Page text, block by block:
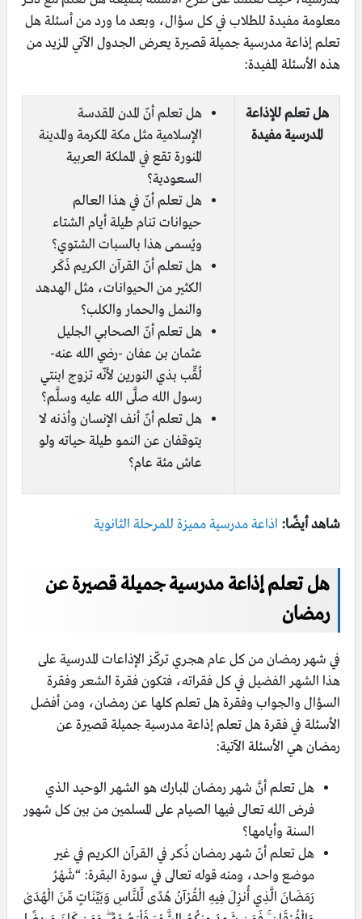
معلومة مفيدة للطلاب في كل سؤال، وبعد ما ورد من أسئلة هل
تعلم إذاعة مدرسية جميلة قصيرة يعرض الجدول الآتي المزيد من
هذه الأسئلة المفيدة:
هل تعلم للإذاعة
المدرسية مفيدة
هل تعلم أنّ المدن المقدسة
الإسلامية مثل مكة المكرمة والمدينة
المنورة تقع في المملكة العربية
السعودية؟
هل تعلم أنّ في هذا العالم
حيوانات تنام طيلة أيام الشتاء
ويُسمى هذا بالسبات الشتوي؟
هل تعلم أنّ القرآن الكريم ذَكَر
الكثير من الحيوانات، مثل الهدهد
والنمل والحمار والكلب؟
هل تعلم أنّ الصحابي الجليل
عثمان بن عفان -رضي الله عنه-
لُقِّب بذي النورين لأنّه تزوج ابنتي
رسول الله صلَّى الله عليه وسلَّم؟
هل تعلم أنّ أنف الإنسان وأذنه لا
يتوقفان عن النمو طيلة حياته ولو
عاش مئة عام؟
شاهد أيضًا: اذاعة مدرسية مميزة للمرحلة الثانوية
هل تعلم إذاعة مدرسية جميلة قصيرة عن
رمضان
في شهر رمضان من كل عام هجري تركّز الإذاعات المدرسية على
هذا الشهر الفضيل في كل فقراته، فتكون فقرة الشعر وفقرة
السؤال والجواب وفقرة هل تعلم كلها عن رمضان، ومن أفضل
الأسئلة في فقرة هل تعلم إذاعة مدرسية جميلة قصيرة عن
رمضان هي الأسئلة الآتية:
هل تعلم أنَّ شهر رمضان المبارك هو الشهر الوحيد الذي
فرض الله تعالى فيها الصيام على المسلمين من بين كل شهور
السنة وأيامها؟
هل تعلم أنّ شهر رمضان ذُكر في القرآن الكريم في غير
موضع واحد، ومنه قوله تعالى في سورة البقرة: “شَهْرُ
رَمَضَانَ الَّذِي أُنزِلَ فِيهِ الْقُرْآنُ هُدًى لِّلنَّاسِ وَبَيِّنَاتٍ مِّنَ الْهُدَىٰ